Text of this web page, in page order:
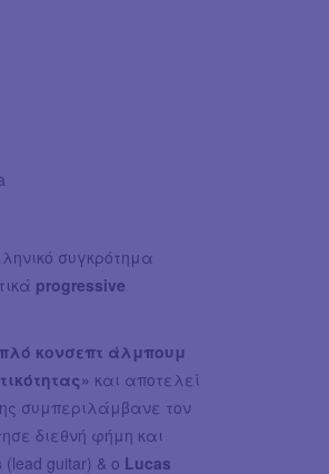
συγκρότημα
progressive
κονσεπτ άλμπουμ
και αποτελεί
συμπεριλάμβανε τον
διεθνή φήμη και
(lead guitar) & ο Lucas